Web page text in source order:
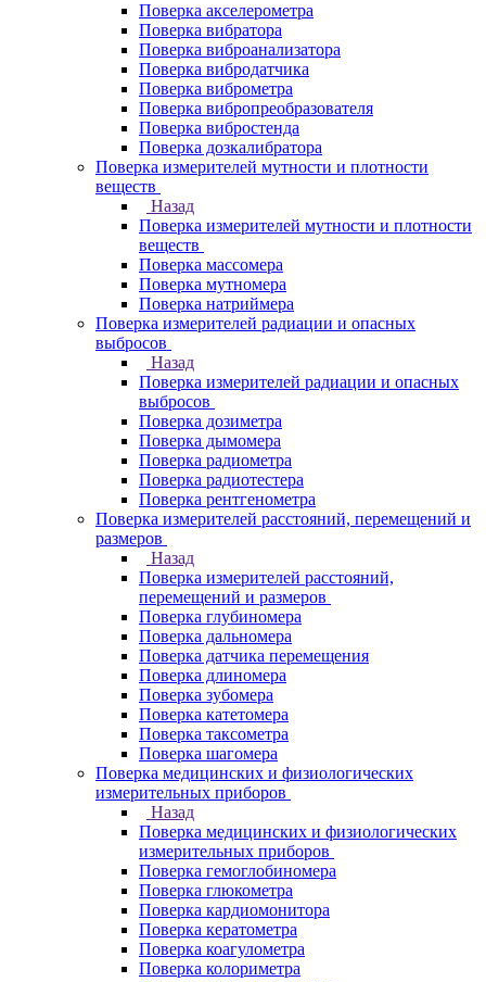
Поверка акселерометра
Поверка вибратора
Поверка виброанализатора
Поверка вибродатчика
Поверка виброметра
Поверка вибропреобразователя
Поверка вибростенда
Поверка дозкалибратора
Поверка измерителей мутности и плотности
веществ
Назад
Поверка измерителей мутности и плотности
веществ
Поверка массомера
Поверка мутномера
Поверка натриймера
Поверка измерителей радиации и опасных
выбросов
Назад
Поверка измерителей радиации и опасных
выбросов
Поверка дозиметра
Поверка дымомера
Поверка радиометра
Поверка радиотестера
Поверка рентгенометра
Поверка измерителей расстояний, перемещений и
размеров
Назад
Поверка измерителей расстояний,
перемещений и размеров
Поверка глубиномера
Поверка дальномера
Поверка датчика перемещения
Поверка длиномера
Поверка зубомера
Поверка катетомера
Поверка таксометра
Поверка шагомера
Поверка медицинских и физиологических
измерительных приборов
Назад
Поверка медицинских и физиологических
измерительных приборов
Поверка гемоглобиномера
Поверка глюкометра
Поверка кардиомонитора
Поверка кератометра
Поверка коагулометра
Поверка колориметра